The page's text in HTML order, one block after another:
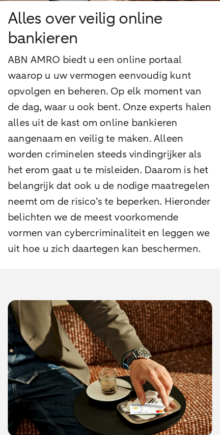
Alles over veilig online
bankieren
ABN AMRO biedt u een online portaal
waarop u uw vermogen eenvoudig kunt
opvolgen en beheren. Op elk moment van
de dag, waar u ook bent. Onze experts halen
alles uit de kast om online bankieren
aangenaam en veilig te maken. Alleen
worden criminelen steeds vindingrijker als
het erom gaat u te misleiden. Daarom is het
belangrijk dat ook u de nodige maatregelen
neemt om de risico’s te beperken. Hieronder
belichten we de meest voorkomende
vormen van cybercriminaliteit en leggen we
uit hoe u zich daartegen kan beschermen.